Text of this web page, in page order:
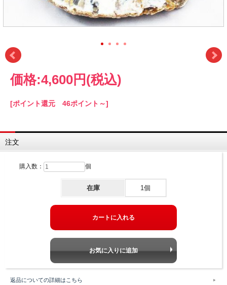
価格:4,600円 (税込)
[ポイント還元 46ポイント～]
注文
購入数： 個
在庫 1個
返品についての詳細はこちら